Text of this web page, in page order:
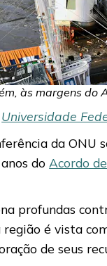
às margens do
Universidade
da ONU
do Acordo
profundas
é vista
de seus